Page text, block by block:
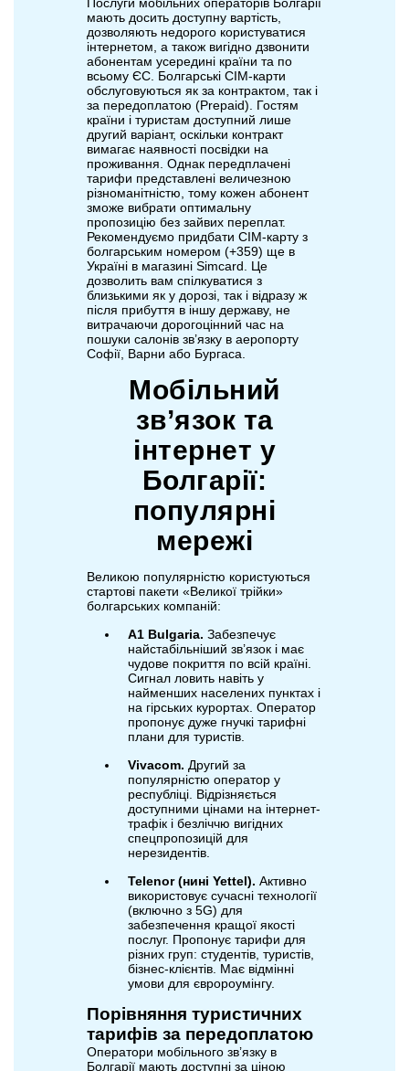
мають досить доступну вартість,
дозволяють недорого користуватися
інтернетом, а також вигідно дзвонити
абонентам усередині країни та по
всьому ЄС. Болгарські СІМ-карти
обслуговуються як за контрактом, так і
за передоплатою (Prepaid). Гостям
країни і туристам доступний лише
другий варіант, оскільки контракт
вимагає наявності посвідки на
проживання. Однак передплачені
тарифи представлені величезною
різноманітністю, тому кожен абонент
зможе вибрати оптимальну
пропозицію без зайвих переплат.
Рекомендуємо придбати СІМ-карту з
болгарським номером (+359) ще в
Україні в магазині Simcard. Це
дозволить вам спілкуватися з
близькими як у дорозі, так і відразу ж
після прибуття в іншу державу, не
витрачаючи дорогоцінний час на
пошуки салонів зв’язку в аеропорту
Софії, Варни або Бургаса.
Мобільний
зв’язок та
інтернет у
Болгарії:
популярні
мережі
Великою популярністю користуються
стартові пакети «Великої трійки»
болгарських компаній:
А1 Bulgaria. Забезпечує
найстабільніший зв’язок і має
чудове покриття по всій країні.
Сигнал ловить навіть у
найменших населених пунктах і
на гірських курортах. Оператор
пропонує дуже гнучкі тарифні
плани для туристів.
Vivacom. Другий за
популярністю оператор у
республіці. Відрізняється
доступними цінами на інтернет-
трафік і безліччю вигідних
спецпропозицій для
нерезидентів.
Telenor (нині Yettel). Активно
використовує сучасні технології
(включно з 5G) для
забезпечення кращої якості
послуг. Пропонує тарифи для
різних груп: студентів, туристів,
бізнес-клієнтів. Має відмінні
умови для євророумінгу.
Порівняння туристичних
тарифів за передоплатою
Оператори мобільного зв’язку в
Болгарії мають доступні за ціною